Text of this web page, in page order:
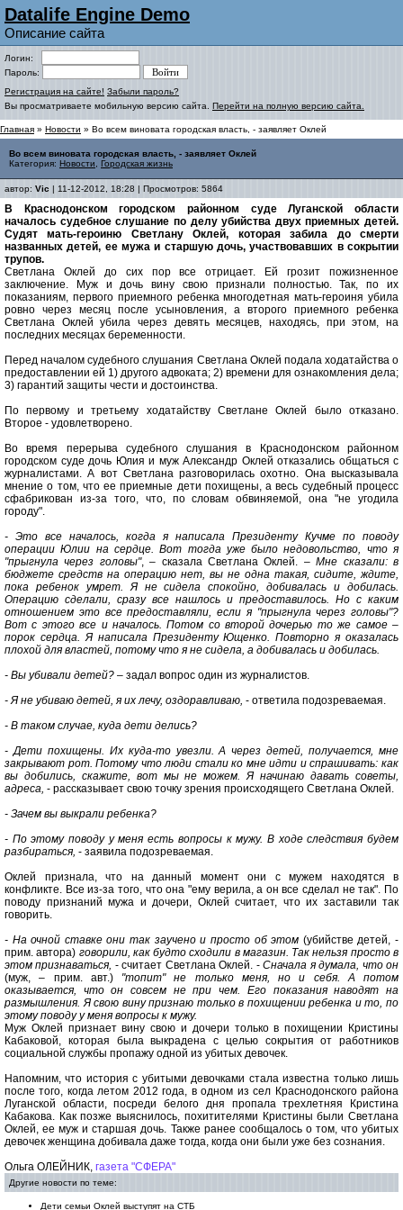
Datalife Engine Demo
Описание сайта
Логин:
Пароль:
Регистрация на сайте! Забыли пароль?
Вы просматриваете мобильную версию сайта. Перейти на полную версию сайта.
Главная » Новости » Во всем виновата городская власть, - заявляет Оклей
Во всем виновата городская власть, - заявляет Оклей
Категория: Новости Городская жизнь
автор: Vic | 11-12-2012, 18:28 | Просмотров: 5864
В Краснодонском городском районном суде Луганской области
началось судебное слушание по делу убийства двух приемных детей.
Судят мать-героиню Светлану Оклей, которая забила до смерти
названных детей, ее мужа и старшую дочь, участвовавших в сокрытии
трупов.
Светлана Оклей до сих пор все отрицает. Ей грозит пожизненное
заключение. Муж и дочь вину свою признали полностью. Так, по их
показаниям, первого приемного ребенка многодетная мать-героиня убила
ровно через месяц после усыновления, а второго приемного ребенка
Светлана Оклей убила через девять месяцев, находясь, при этом, на
последних месяцах беременности.
Перед началом судебного слушания Светлана Оклей подала ходатайства о
предоставлении ей 1) другого адвоката; 2) времени для ознакомления дела;
3) гарантий защиты чести и достоинства.
По первому и третьему ходатайству Светлане Оклей было отказано.
Второе - удовлетворено.
Во время перерыва судебного слушания в Краснодонском районном
городском суде дочь Юлия и муж Александр Оклей отказались общаться с
журналистами. А вот Светлана разговорилась охотно. Она высказывала
мнение о том, что ее приемные дети похищены, а весь судебный процесс
сфабрикован из-за того, что, по словам обвиняемой, она "не угодила
городу".
- Это все началось, когда я написала Президенту Кучме по поводу
операции Юлии на сердце. Вот тогда уже было недовольство, что я
"прыгнула через головы", – сказала Светлана Оклей. –Мне сказали: в
бюджете средств на операцию нет, вы не одна такая, сидите, ждите,
пока ребенок умрет. Я не сидела спокойно, добивалась и добилась.
Операцию сделали, сразу все нашлось и предоставилось. Но с каким
отношением это все предоставляли, если я "прыгнула через головы"?
Вот с этого все и началось. Потом со второй дочерью то же самое –
порок сердца. Я написала Президенту Ющенко. Повторно я оказалась
плохой для властей, потому что я не сидела, а добивалась и добилась.
- Вы убивали детей? – задал вопрос один из журналистов.
- Я не убиваю детей, я их лечу, оздоравливаю, - ответила подозреваемая.
- В таком случае, куда дети делись?
- Дети похищены. Их куда-то увезли. А через детей, получается, мне
закрывают рот. Потому что люди стали ко мне идти и спрашивать: как
вы добились, скажите, вот мы не можем. Я начинаю давать советы,
адреса, - рассказывает свою точку зрения происходящего Светлана Оклей.
- Зачем вы выкрали ребенка?
- По этому поводу у меня есть вопросы к мужу. В ходе следствия будем
разбираться, - заявила подозреваемая.
Оклей признала, что на данный момент они с мужем находятся в
конфликте. Все из-за того, что она "ему верила, а он все сделал не так". По
поводу признаний мужа и дочери, Оклей считает, что их заставили так
говорить.
- На очной ставке они так заучено и просто об этом (убийстве детей, -
прим. автора) говорили, как будто сходили в магазин. Так нельзя просто в
этом признаваться, - считает Светлана Оклей. -Сначала я думала, что он
(муж, – прим. авт.) "топит" не только меня, но и себя. А потом
оказывается, что он совсем не при чем. Его показания наводят на
размышления. Я свою вину признаю только в похищении ребенка и то, по
этому поводу у меня вопросы к мужу.
Муж Оклей признает вину свою и дочери только в похищении Кристины
Кабаковой, которая была выкрадена с целью сокрытия от работников
социальной службы пропажу одной из убитых девочек.
Напомним, что история с убитыми девочками стала известна только лишь
после того, когда летом 2012 года, в одном из сел Краснодонского района
Луганской области, посреди белого дня пропала трехлетняя Кристина
Кабакова. Как позже выяснилось, похитителями Кристины были Светлана
Оклей, ее муж и старшая дочь. Также ранее сообщалось о том, что убитых
девочек женщина добивала даже тогда, когда они были уже без сознания.
Ольга ОЛЕЙНИК, газета "СФЕРА"
Другие новости по теме:
Дети семьи Оклей выступят на СТБ